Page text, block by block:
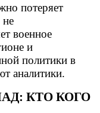
потеряет
не
военное
и
политики в
аналитики.
КТО КОГО